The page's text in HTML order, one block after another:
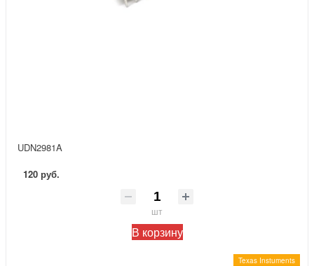
UDN2981A
120 руб.
шт
В корзину
Texas Instuments